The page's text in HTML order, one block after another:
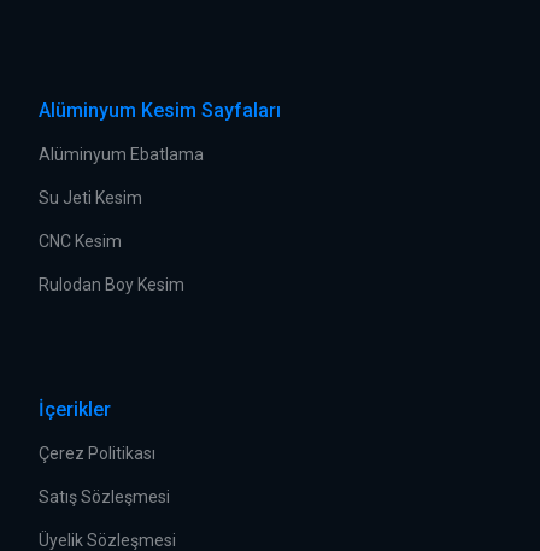
Alüminyum Kesim Sayfaları
Alüminyum Ebatlama
Su Jeti Kesim
CNC Kesim
Rulodan Boy Kesim
İçerikler
Çerez Politikası
Satış Sözleşmesi
Üyelik Sözleşmesi